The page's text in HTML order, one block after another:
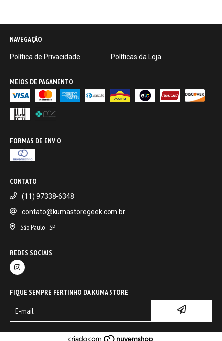
NAVEGAÇÃO
Política de Privacidade Políticas da Loja
MEIOS DE PAGAMENTO
FORMAS DE ENVIO
CONTATO
(11) 97338-6348
contato@kumastoregeek.com.br
São Paulo - SP
REDES SOCIAIS
FIQUE SEMPRE PERTINHO DA KUMA STORE